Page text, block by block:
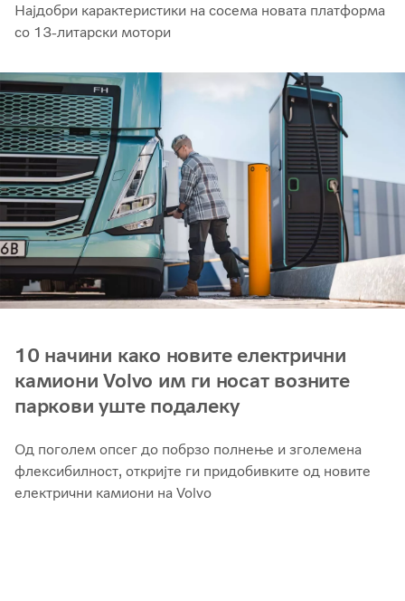
Најдобри карактеристики на сосема новата платформа
со 13-литарски мотори
10 начини како новите електрични
камиони Volvo им ги носат возните
паркови уште подалеку
Од поголем опсег до побрзо полнење и зголемена
флексибилност, откријте ги придобивките од новите
електрични камиони на Volvo